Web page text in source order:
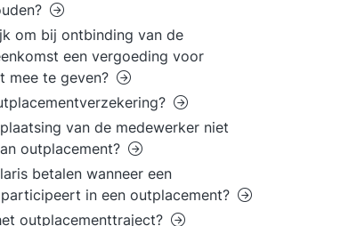
om bij ontbinding van de
een vergoeding voor
mee te geven?
van de medewerker niet
outplacement?
betalen wanneer een
in een outplacement?
outplacementtraject?